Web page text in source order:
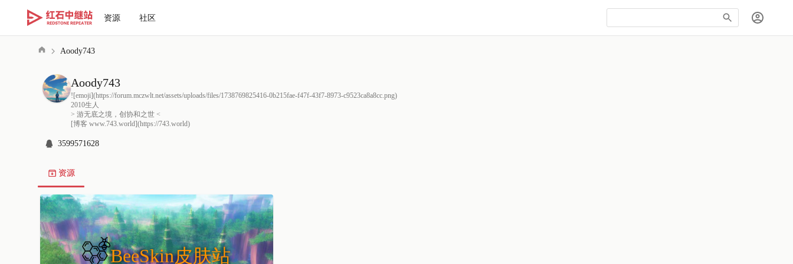
资源 社区
Aoody743
Aoody743
![emoji](https://forum.mczwlt.net/assets/uploads/files/1738769825416-0b215fae-f47f-43f7-8973-c9523ca8a8cc.png)
2010生人
> 游无底之境，创协和之世 <
[博客 www.743.world](https://743.world)
3599571628
资源
BeeSkin皮肤站